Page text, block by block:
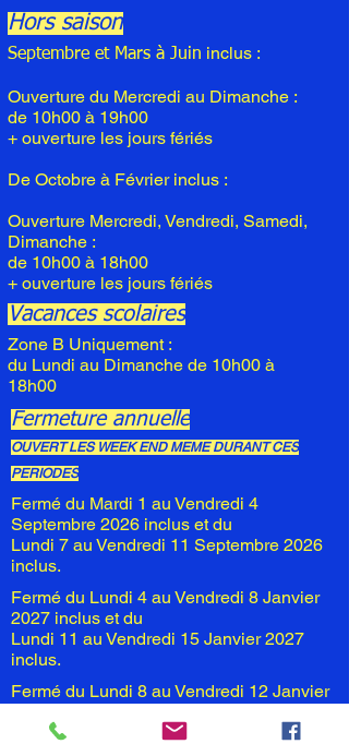
Hors saison
Septembre et Mars à Juin inclus :
Ouverture du Mercredi au Dimanche :
de 10h00 à 19h00
+ ouverture les jours fériés
De Octobre à Février inclus :
Ouverture Mercredi, Vendredi, Samedi,
Dimanche :
de 10h00 à 18h00
+ ouverture les jours fériés
Vacances scolaires
Zone B Uniquement :
du Lundi au Dimanche de 10h00 à
18h00
Fermeture annuelle
OUVERT LES WEEK END MEME DURANT CES
PERIODES
Fermé du Mardi 1 au Vendredi 4
Septembre 2026 inclus et du
Lundi 7 au Vendredi 11 Septembre 2026
inclus.
Fermé du Lundi 4 au Vendredi 8 Janvier
2027 inclus et du
Lundi 11 au Vendredi 15 Janvier 2027
inclus.
Fermé du Lundi 8 au Vendredi 12 Janvier
Lundi 15 au Vendredi 19 Janvier 2024